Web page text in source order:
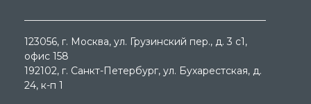
123056, г. Москва, ул. Грузинский пер., д. 3 c1,
офис 158
192102, г. Санкт-Петербург, ул. Бухарестская, д.
24, к-п 1